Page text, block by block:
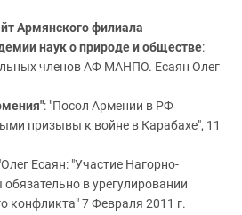
Армянского филиала
наук о природе и обществе:
членов АФ МАНПО. Есаян Олег
: "Посол Армении в РФ
призывы к войне в Карабахе", 11
Есаян: "Участие Нагорно-
в урегулировании
конфликта" 7 Февраля 2011 г.